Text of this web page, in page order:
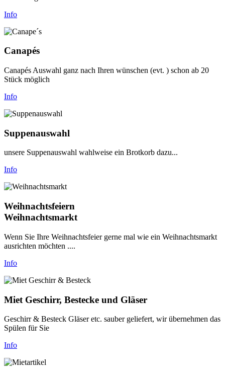
Info
Canapés
Canapés Auswahl ganz nach Ihren wünschen (evt. ) schon ab 20
Stück möglich
Info
Suppenauswahl
unsere Suppenauswahl wahlweise ein Brotkorb dazu...
Info
Weihnachtsfeiern
Weihnachtsmarkt
Wenn Sie Ihre Weihnachtsfeier gerne mal wie ein Weihnachtsmarkt
ausrichten möchten ....
Info
Miet Geschirr, Bestecke und Gläser
Geschirr & Besteck Gläser etc. sauber geliefert, wir übernehmen das
Spülen für Sie
Info